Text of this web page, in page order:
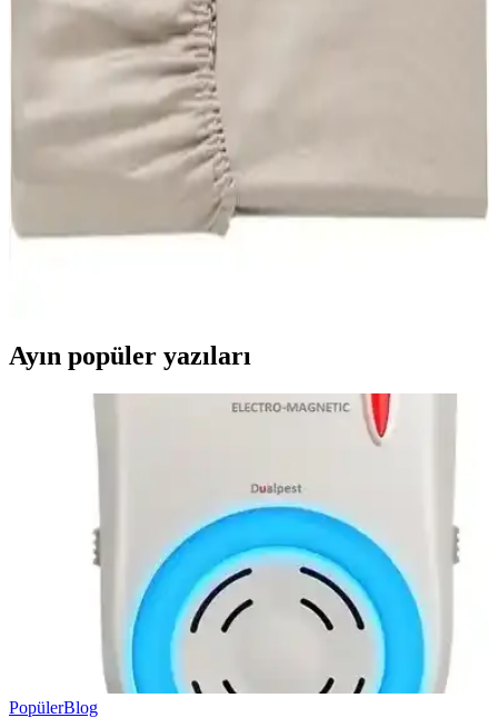
Always Pamuklu Tek Kişilik Nevresim Takımı ile
Totem Desenli Tek Kişilik Karşılaştırması
Bu karşılaştırma, Always Pamuklu Tek Kişilik Nevresim Takımı ile
Totem Tek Kişilik Desenli Nevresim Takımı arasındaki farkları
inceler; malzeme içeriği, boyutlar, çarşaf tipi ve desen ile konfor ve
dayanıklılık etkilerini karşılaştırır.
Ezgi Tek Kişilik ve Şanlı Battal Boy Penye Lastikli
Çarşaf Karşılaştırması
Ayın popüler yazıları
PopülerBlog